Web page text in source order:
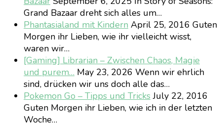
Grand Bazaar dreht sich alles um…
Phantasialand mit Kindern April 25, 2016 Guten
Morgen ihr Lieben, wie ihr vielleicht wisst,
waren wir…
[Gaming] Librarian – Zwischen Chaos, Magie
und purem… May 23, 2026 Wenn wir ehrlich
sind, drücken wir uns doch alle das…
Pokemon Go – Tipps und TricksJuly 22, 2016
Guten Morgen ihr Lieben, wie ich in der letzten
Woche…